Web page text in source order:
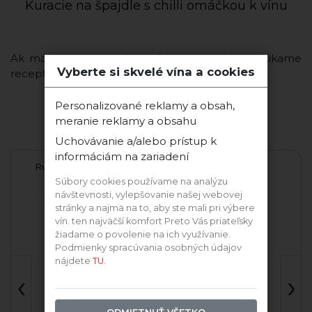
Kuracie na špajdle s chilli omáčkou k vínu
Ak máte chuť na niečo rýchle a z mäska, ponúkame
recept na ľahký obed či večeru.
Ďalšie vína tejto odrody
Rulandské šedé 2020
suché
Vinárstvo GOLGUZ
Skvelá cena
Giorgio & Gianni
‹ ›
Vyberte si skvelé vína a cookies
Personalizované reklamy a obsah,
meranie reklamy a obsahu
Uchovávanie a/alebo prístup k
informáciám na zariadení
Súbory cookies používame na analýzu
návštevnosti, vylepšovanie našej webovej
stránky a najmä na to, aby ste mali pri výbere
vín. ten najväčší komfort Preto Vás priateľsky
žiadame o povolenie na ich využívanie.
Podmienky spracúvania osobných údajov
nájdeteTU.